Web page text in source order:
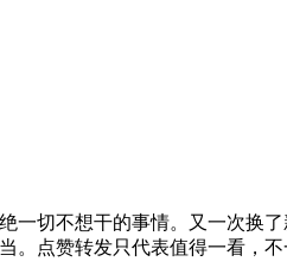
切不想干的事情。又一次换
点赞转发只代表值得一看，